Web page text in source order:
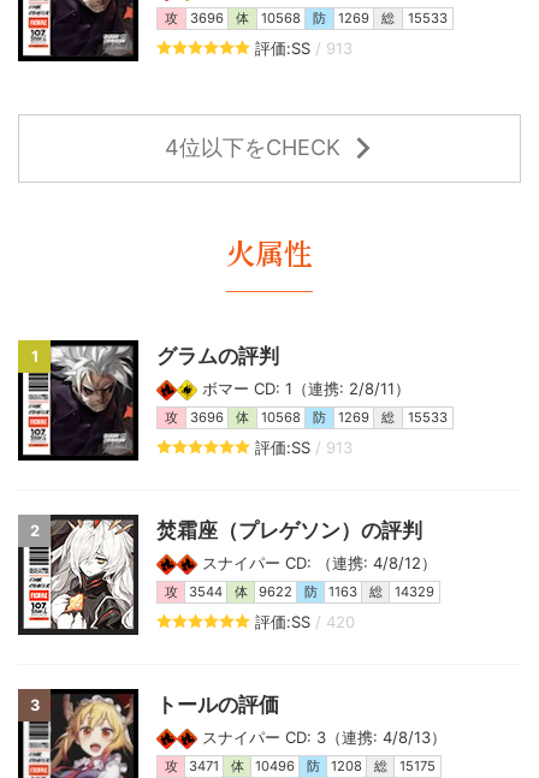
攻 3696 体 10568 防 1269 総 15533
評価:SS / 913
4位以下をCHECK
火属性
1 グラムの評判
ボマー CD: 1（連携: 2/8/11）
攻 3696 体 10568 防 1269 総 15533
評価:SS / 913
2 焚霜座（プレゲソン）の評判
スナイパー CD: （連携: 4/8/12）
攻 3544 体 9622 防 1163 総 14329
評価:SS / 420
3 トールの評価
スナイパー CD: 3（連携: 4/8/13）
攻 3471 体 10496 防 1208 総 15175